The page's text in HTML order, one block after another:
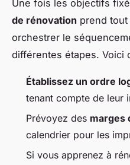
Une fois les objectifs
de rénovation prend
orchestrer le
différentes étapes. Voici
Établissez un ordre
tenant compte de leur
Prévoyez des marges
calendrier pour les
Si vous apprenez à